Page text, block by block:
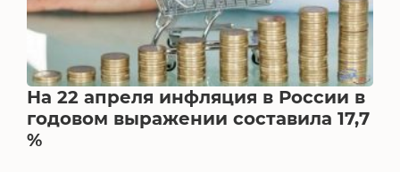
На 22 апреля инфляция в России в
годовом выражении составила 17,7
%